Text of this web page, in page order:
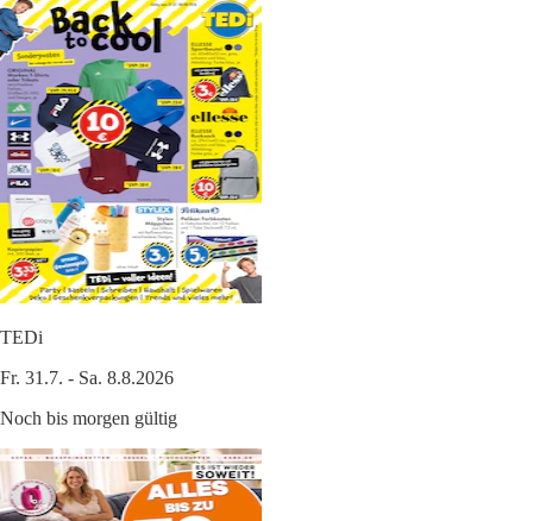
TEDi
Fr. 31.7. - Sa. 8.8.2026
Noch bis morgen gültig